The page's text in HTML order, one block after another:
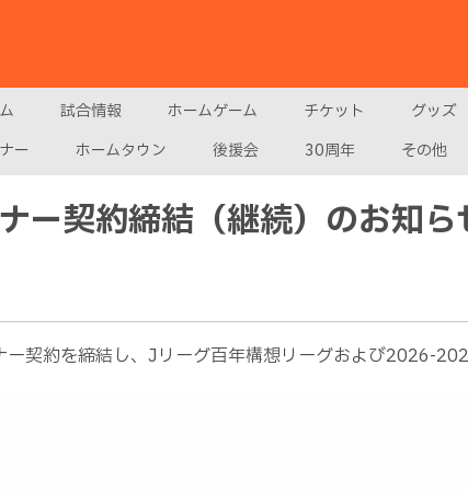
試合情報 ホームゲーム チケット グッズ
ー ホームタウン 後援会 30周年 その他
ー契約締結（継続）のお知ら
契約を締結し、Jリーグ百年構想リーグおよび2026-